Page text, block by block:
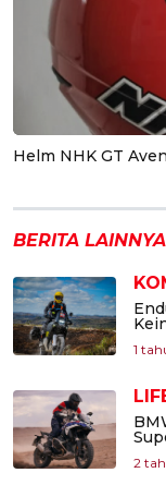
Helm NHK GT
BERITA LAINNYA
1
2